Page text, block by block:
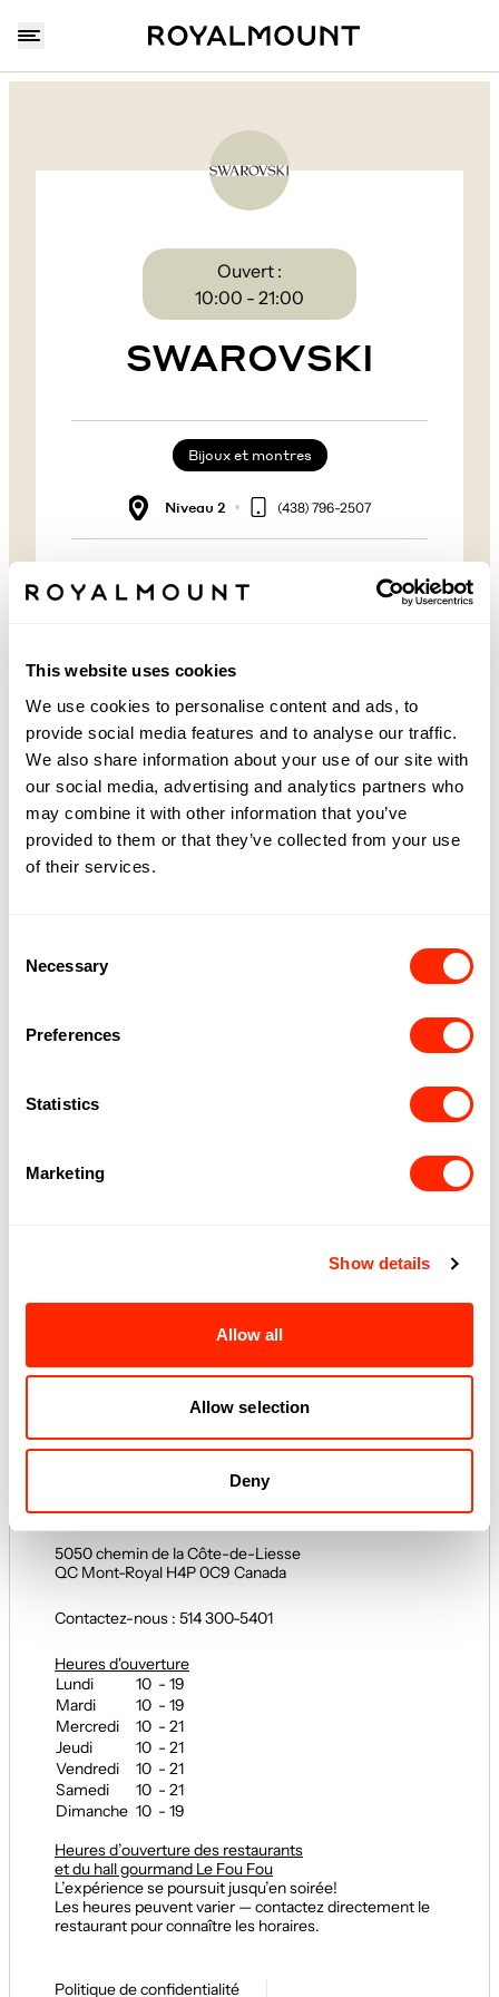
This website uses cookies
We use cookies to personalise content and ads, to
provide social media features and to analyse our traffic.
We also share information about your use of our site with
our social media, advertising and analytics partners who
may combine it with other information that you’ve
provided to them or that they’ve collected from your use
of their services.
Selection
Necessary
Preferences
Statistics
Marketing
Show details
Allow all
Allow selection
Deny
Ouvert :
10:00 - 21:00
SWAROVSKI
Bijoux et montres
Niveau 2 (438) 796-2507
SWAROVSKI À
ROYALMOUNT
cristaux d'une qualité et d'un savoir-faire
l'individualité. Fondée en 1895 en Autriche, la
société conçoit, fabrique et commercialise les
meilleurs cristaux, pierres précieuses, diamants
créés par Swarovski et zircone, bijoux et
accessoires au monde, ainsi que des objets et des
accessoires pour la maison.
SUIVRE SWAROVSKI
OPPORTUNITÉS
Centraide
ROYALMOUNT
À propos
règlements
5050 chemin de la Côte-de-Liesse
QC Mont-Royal H4P 0C9 Canada
Contactez-nous : 514 300-5401
Heures d'ouverture
Lundi
10 - 19
Mardi
10 - 19
Mercredi
10 - 21
Jeudi
10 - 21
Vendredi
10 - 21
Samedi
10 - 21
Dimanche 10 - 19
Heures d’ouverture des restaurants
et du hall gourmand Le Fou Fou
L’expérience se poursuit jusqu’en soirée!
Les heures peuvent varier — contactez directement le
restaurant pour connaître les horaires.
Politique de confidentialité